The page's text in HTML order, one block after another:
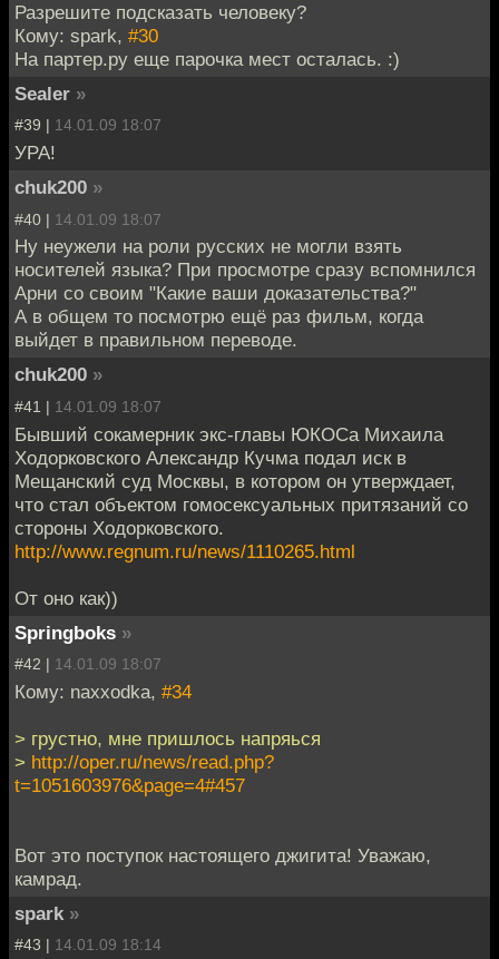
Разрешите подсказать человеку?
Кому: spark, #30
На партер.ру еще парочка мест осталась. :)
Sealer »
#39 | 14.01.09 18:07
УРА!
chuk200 »
#40 | 14.01.09 18:07
Ну неужели на роли русских не могли взять
носителей языка? При просмотре сразу вспомнился
Арни со своим "Какие ваши доказательства?"
А в общем то посмотрю ещё раз фильм, когда
выйдет в правильном переводе.
chuk200 »
#41 | 14.01.09 18:07
Бывший сокамерник экс-главы ЮКОСа Михаила
Ходорковского Александр Кучма подал иск в
Мещанский суд Москвы, в котором он утверждает,
что стал объектом гомосексуальных притязаний со
стороны Ходорковского.
http://www.regnum.ru/news/1110265.html
От оно как))
Springboks »
#42 | 14.01.09 18:07
Кому: naxxodka, #34
> грустно, мне пришлось напряься
> http://oper.ru/news/read.php?
t=1051603976&page=4#457
Вот это поступок настоящего джигита! Уважаю,
камрад.
spark »
#43 | 14.01.09 18:14